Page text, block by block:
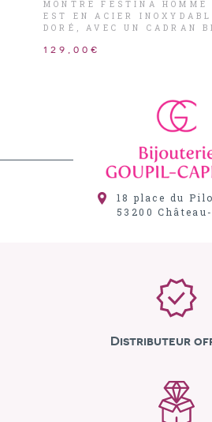
MONTRE FESTINA HOMME
EST EN ACIER
DORÉ, AVEC UN CADRAN
DORÉS MAIS ÉGALEMENT
129,00€
18 place du
53200
Distributeur